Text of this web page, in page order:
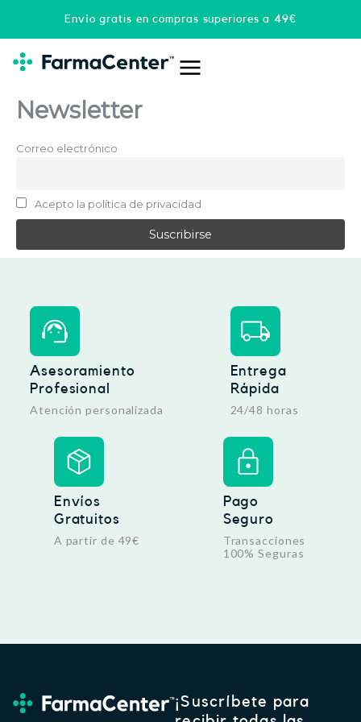
Envío gratis en compras superiores a 49€
Newsletter
Correo electrónico
Acepto la política de privacidad
Asesoramiento
Profesional
Atención personalizada
Entrega
Rápida
24/48 horas
Envíos
Gratuitos
A partir de 49€
Pago
Seguro
Transacciones
100% Seguras
¡Suscríbete para